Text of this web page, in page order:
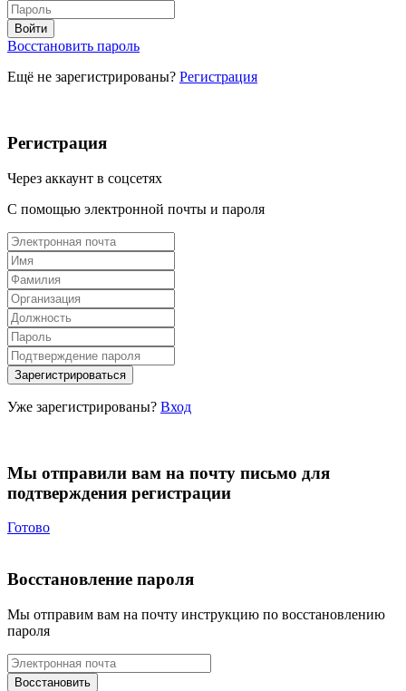
Восстановить пароль
Ещё не зарегистрированы? Регистрация
Регистрация
Через аккаунт в соцсетях
С помощью электронной почты и пароля
Уже зарегистрированы? Вход
Мы отправили вам на почту письмо для
подтверждения регистрации
Готово
Восстановление пароля
Мы отправим вам на почту инструкцию по восстановлению
пароля